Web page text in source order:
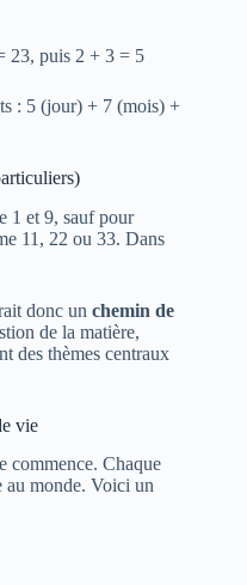
23, puis 2 + 3 = 5
: 5 (jour) + 7 (mois) +
1 et 9, sauf pour
11, 22 ou 33. Dans
donc un chemin de
de la matière,
des thèmes centraux
vie
commence. Chaque
au monde. Voici un